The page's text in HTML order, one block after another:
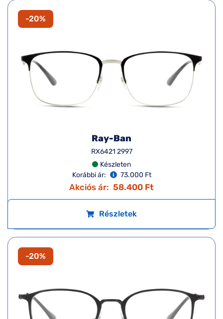
-20%
Ray-Ban
RX6421 2997
Készleten
Korábbi ár:
73.000 Ft
Akciós ár: 58.400 Ft
Részletek
-20%